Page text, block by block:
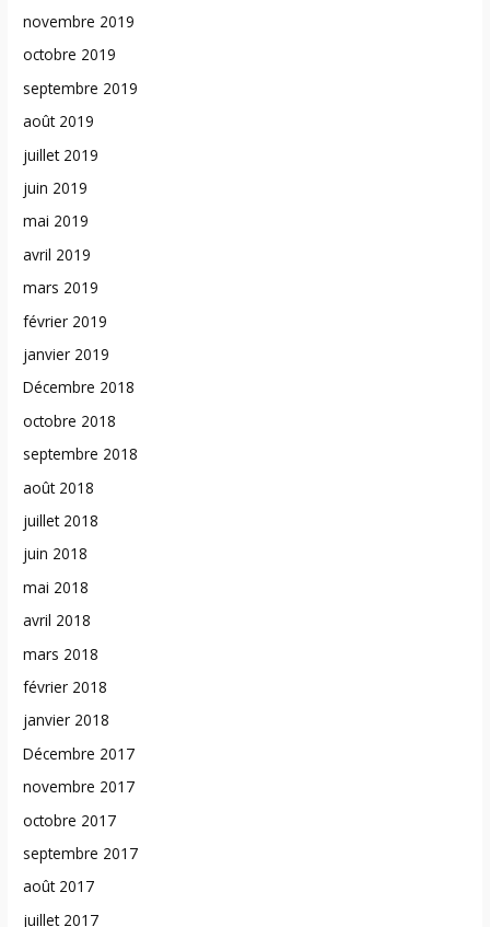
novembre 2019
octobre 2019
septembre 2019
août 2019
juillet 2019
juin 2019
mai 2019
avril 2019
mars 2019
février 2019
janvier 2019
Décembre 2018
octobre 2018
septembre 2018
août 2018
juillet 2018
juin 2018
mai 2018
avril 2018
mars 2018
février 2018
janvier 2018
Décembre 2017
novembre 2017
octobre 2017
septembre 2017
août 2017
juillet 2017